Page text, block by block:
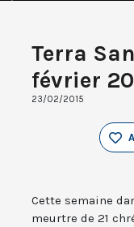
Terra
février
23/02/2015
Cette semaine
meurtre de 21